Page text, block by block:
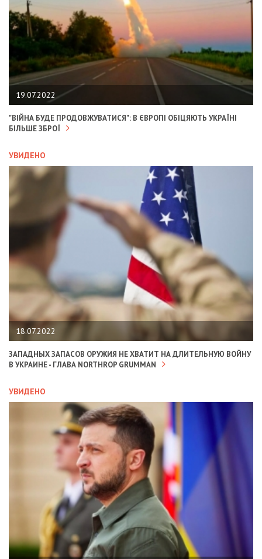
19.07.2022
"ВІЙНА БУДЕ ПРОДОВЖУВАТИСЯ": В ЄВРОПІ ОБІЦЯЮТЬ УКРАЇНІ
БІЛЬШЕ ЗБРОЇ
УВИДЕНО
18.07.2022
ЗАПАДНЫХ ЗАПАСОВ ОРУЖИЯ НЕ ХВАТИТ НА ДЛИТЕЛЬНУЮ ВОЙНУ
В УКРАИНЕ - ГЛАВА NORTHROP GRUMMAN
УВИДЕНО